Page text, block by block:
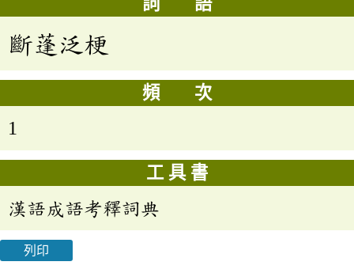
斷蓬泛梗
頻 次
1
工 具 書
漢語成語考釋詞典
列印